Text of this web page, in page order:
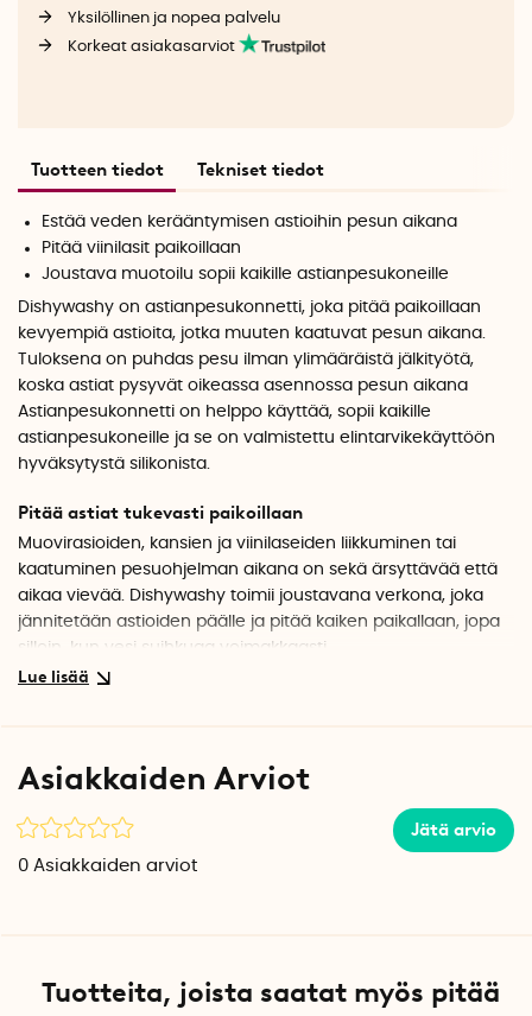
Yksilöllinen ja nopea palvelu
Korkeat asiakasarviot
Tuotteen tiedot Tekniset tiedot
Estää veden kerääntymisen astioihin pesun aikana
Pitää viinilasit paikoillaan
Joustava muotoilu sopii kaikille astianpesukoneille
Dishywashy on astianpesukonnetti, joka pitää paikoillaan
kevyempiä astioita, jotka muuten kaatuvat pesun aikana.
Tuloksena on puhdas pesu ilman ylimääräistä jälkityötä,
koska astiat pysyvät oikeassa asennossa pesun aikana
Astianpesukonnetti on helppo käyttää, sopii kaikille
astianpesukoneille ja se on valmistettu elintarvikekäyttöön
hyväksytystä silikonista.
Pitää astiat tukevasti paikoillaan
Muovirasioiden, kansien ja viinilaseiden liikkuminen tai
kaatuminen pesuohjelman aikana on sekä ärsyttävää että
aikaa vievää. Dishywashy toimii joustavana verkona, joka
jännitetään astioiden päälle ja pitää kaiken paikallaan, jopa
silloin, kun vesi suihkuaa voimakkaasti.
pitää ne oikeassa asennossa, jotta vesi voi valua pois kuten
Suojaa viinilasit ja herkät astiat
Joustava ja helppo käyttää
Asiakkaiden Arviot
Jätä arvio
0 Asiakkaiden arviot
Tuotteita, joista saatat myös pitää